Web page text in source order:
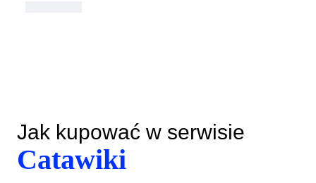
Jak kupować w serwisie
Catawiki